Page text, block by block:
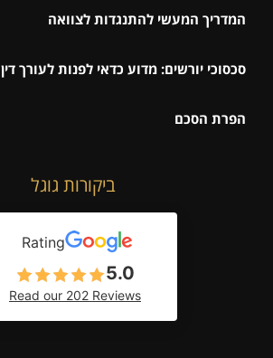
המדריך המעשי להתנגדות לצוואה
סכסוכי יורשים: מדוע כדאי לפנות לעורך דין
הפרת הסכם
ביקורות גוגל
Rating
5.0
Read our 202 Reviews